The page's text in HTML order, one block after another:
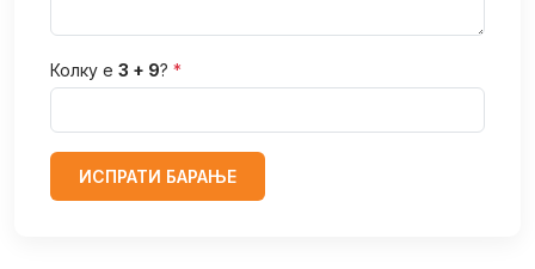
Колку е 3 + 9? *
ИСПРАТИ БАРАЊЕ